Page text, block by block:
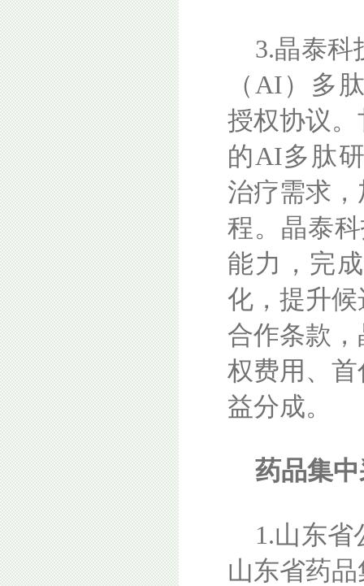
3.晶泰科
（AI）多
授权协议
的AI多肽
治疗需求
程。晶泰
能力，完
化，提升
合作条款
权费用、
益分成。
药品集
1.山东
山东省药